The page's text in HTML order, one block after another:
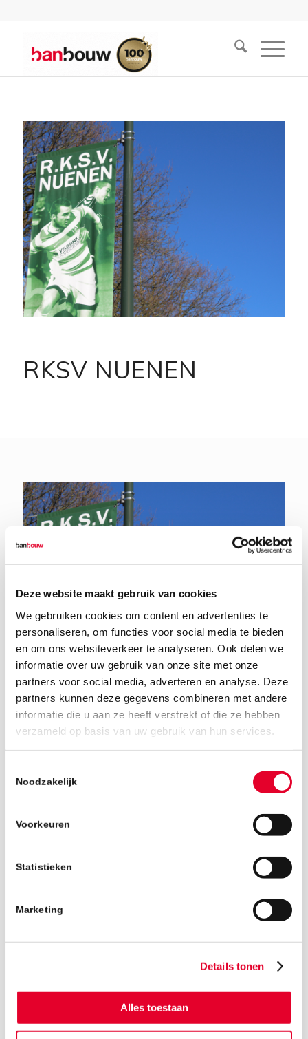
Deze website maakt gebruik van cookies
We gebruiken cookies om content en advertenties te
personaliseren, om functies voor social media te bieden
en om ons websiteverkeer te analyseren. Ook delen we
informatie over uw gebruik van onze site met onze
partners voor social media, adverteren en analyse. Deze
partners kunnen deze gegevens combineren met andere
informatie die u aan ze heeft verstrekt of die ze hebben
verzameld op basis van uw gebruik van hun services.
Noodzakelijk
Voorkeuren
Statistieken
Marketing
Details tonen
Alles toestaan
RKSV NUENEN
21 januari 2019